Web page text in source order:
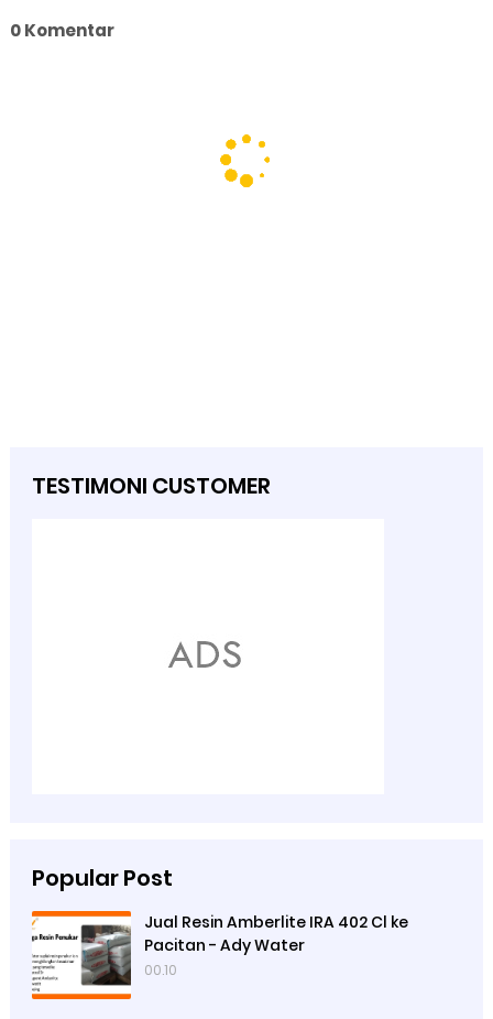
0 Komentar
TESTIMONI CUSTOMER
Popular Post
Jual Resin Amberlite IRA 402 Cl ke
Pacitan - Ady Water
00.10